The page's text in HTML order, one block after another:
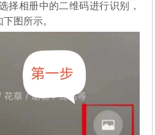
择相册中的二维码进行识别，
图所示。